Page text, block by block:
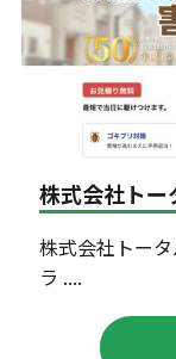
株式会社トー
株式会社トー
ラ ....